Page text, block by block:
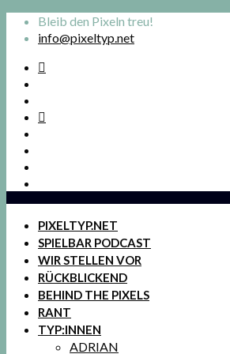
Bleib den Pixeln treu!
info@pixeltyp.net
PIXELTYP.NET
SPIELBAR PODCAST
WIR STELLEN VOR
RÜCKBLICKEND
BEHIND THE PIXELS
RANT
TYP:INNEN
ADRIAN